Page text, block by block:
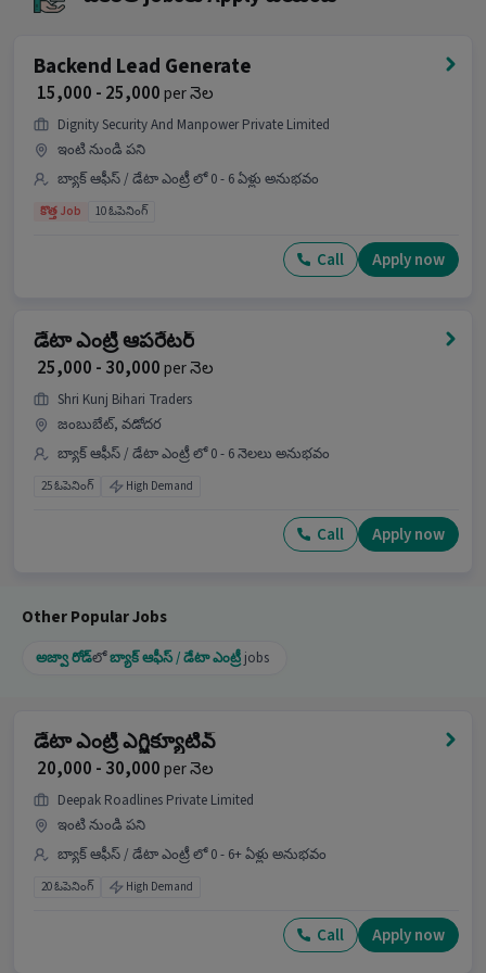
ఈ job ఎక్కడ ఉంది?
Ans : ఈ job Ajwa Road, Vadodara లో ఉంది.
ఈ job కు ఎలాంటి అభ్యర్థి సరిపోతాడు?
Ans :Computer Knowledge, Data Entry, MS Excel,
> 30 WPM Typing Speed వంటి skills మరియు 1-3
Ans :ఈ job కు ₹10,000-₹20,000 నెలకు జీతం ఉంది, ఇది
ఒక Full Time అవకాశం మరియు 1 openings
ఉన్నాయి.
అభ్యర్థులు మరింత సమాచారం కోసం HRకు call చేయవచ్చు.
Backend Lead Generate
₹ 15,000 - 25,000per నెల
Dignity Security And Manpower Private Limited
ఇంటి నుండి పని
బ్యాక్ ఆఫీస్ / డేటా ఎంట్రీ లో 0 - 6 ఏళ్లు అనుభవం
కొత్త Job 10 ఓపెనింగ్
Call Apply now
డేటా ఎంట్రీ ఆపరేటర్
₹ 25,000 - 30,000per నెల
Shri Kunj Bihari Traders
జంబుబేట్, వడోదర
బ్యాక్ ఆఫీస్ / డేటా ఎంట్రీ లో 0 - 6 నెలలు అనుభవం
25 ఓపెనింగ్ High Demand
Call Apply now
Other Popular Jobs
అజ్వా రోడ్లోబ్యాక్ ఆఫీస్ / డేటా ఎంట్రీ jobs
డేటా ఎంట్రీ ఎగ్జిక్యూటివ్
₹ 20,000 - 30,000per నెల
Deepak Roadlines Private Limited
ఇంటి నుండి పని
బ్యాక్ ఆఫీస్ / డేటా ఎంట్రీ లో 0 - 6+ ఏళ్లు అనుభవం
20 ఓపెనింగ్ High Demand
Call Apply now